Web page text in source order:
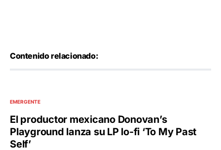
Contenido relacionado:
EMERGENTE
El productor mexicano Donovan’s
Playground lanza su LP lo-fi ‘To My Past
Self’